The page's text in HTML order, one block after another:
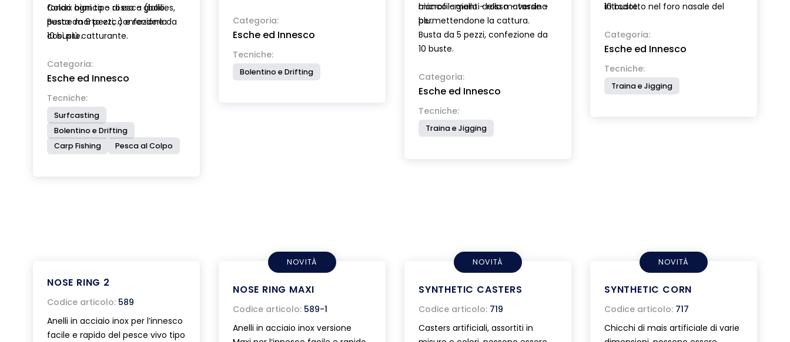
fondo ogni tipo di esca (boilies,
pesce morto etc.) e renderla
così più catturante.
Colori: bianco - rosso - giallo.
Busta da 6 pezzi, confezione da
10 buste.
Categoria:
Esche ed Innesco
Tecniche:
Surfcasting
Bolentino e Drifting
Carp Fishing
Pesca al Colpo
fotoluminescente. Fornita con
due batterie omaggio.
Categoria:
Esche ed Innesco
Tecniche:
Bolentino e Drifting
microfilamenti della matassina
permettendone la cattura.
bianco - giallo - rosso - verde -
blu.
Busta da 5 pezzi, confezione da
10 buste.
Categoria:
Esche ed Innesco
Tecniche:
Traina e Jigging
introdotto nel foro nasale del
nei movimenti. L’aggancio
all’amo avviene per mezzo di un
piccolo elastico fornito in due
diverse lunghezze. 2 misure.
10 buste.
Categoria:
Esche ed Innesco
Tecniche:
Traina e Jigging
NOSE RING 2
Codice articolo: 589
Anelli in acciaio inox per l’innesco
facile e rapido del pesce vivo tipo
NOVITÀ
NOSE RING MAXI
Codice articolo: 589-1
Anelli in acciaio inox versione
NOVITÀ
SYNTHETIC CASTERS
Codice articolo: 719
Casters artificiali, assortiti in
NOVITÀ
SYNTHETIC CORN
Codice articolo: 717
Chicchi di mais artificiale di varie